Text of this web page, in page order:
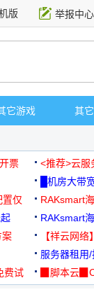
版 举报中心
它游戏 其它
票
<推荐>云
█机房大带
置仅
RAKsmart
用★
RAKsmart
用★
案
【祥云网
服务器租用
费试
▉脚本云